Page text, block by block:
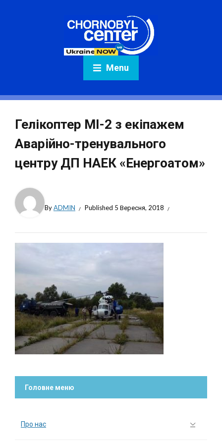
Menu
Гелікоптер МІ-2 з екіпажем
Аварійно-тренувального
центру ДП НАЕК «Енергоатом»
ByADMIN Published 5 Вересня, 2018
Головне меню
Про нас